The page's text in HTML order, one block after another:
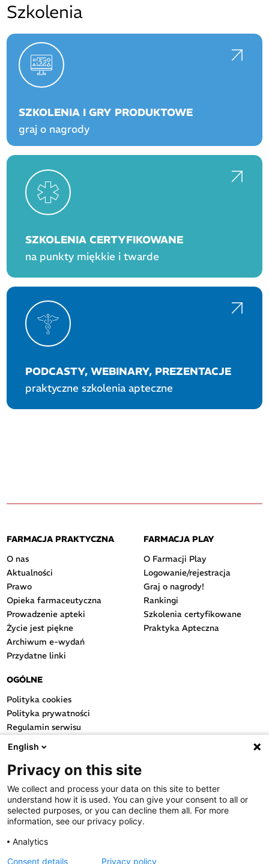
Szkolenia
SZKOLENIA I GRY PRODUKTOWE
graj o nagrody
SZKOLENIA CERTYFIKOWANE
na punkty miękkie i twarde
PODCASTY, WEBINARY, PREZENTACJE
praktyczne szkolenia apteczne
FARMACJA PRAKTYCZNA
O nas
Aktualności
Prawo
Opieka farmaceutyczna
Prowadzenie apteki
Życie jest piękne
Archiwum e-wydań
Przydatne linki
FARMACJA PLAY
O Farmacji Play
Logowanie/rejestracja
Graj o nagrody!
Rankingi
Szkolenia certyfikowane
Praktyka Apteczna
OGÓLNE
Polityka cookies
Polityka prywatności
Regulamin serwisu
Regulamin konkursu
Farmacja Play
Regulamin konkursu Lakcid
Regulamin konkursu Acard
Regulamin konkursu Biotebal
Regulamin konkursu Asmenol
Kontakt
English
Privacy on this site
We collect and process your data on this site to better
understand how it is used. You can give your consent to all or
selected purposes, or you can decline them all. For more
information, see our privacy policy.
Analytics
Consent details
Privacy policy